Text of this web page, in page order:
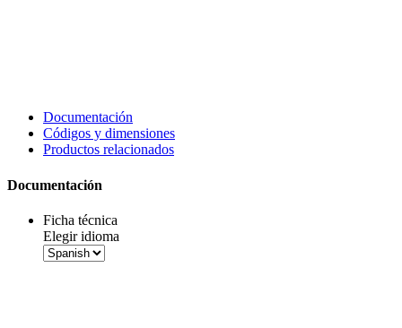
Documentación
Códigos y dimensiones
Productos relacionados
Documentación
Ficha técnica
Elegir idioma